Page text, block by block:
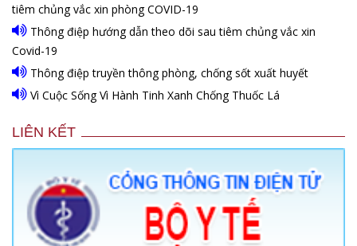
tiêm chủng vắc xin phòng COVID-19
Thông điệp hướng dẫn theo dõi sau tiêm chủng vắc xin
Covid-19
Thông điệp truyền thông phòng, chống sốt xuất huyết
Vì Cuộc Sống Vì Hành Tinh Xanh Chống Thuốc Lá
LIÊN KẾT